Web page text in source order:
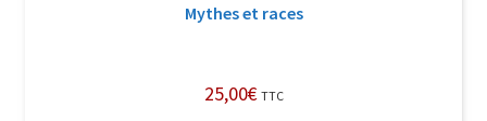
Mythes et races
25,00€ TTC